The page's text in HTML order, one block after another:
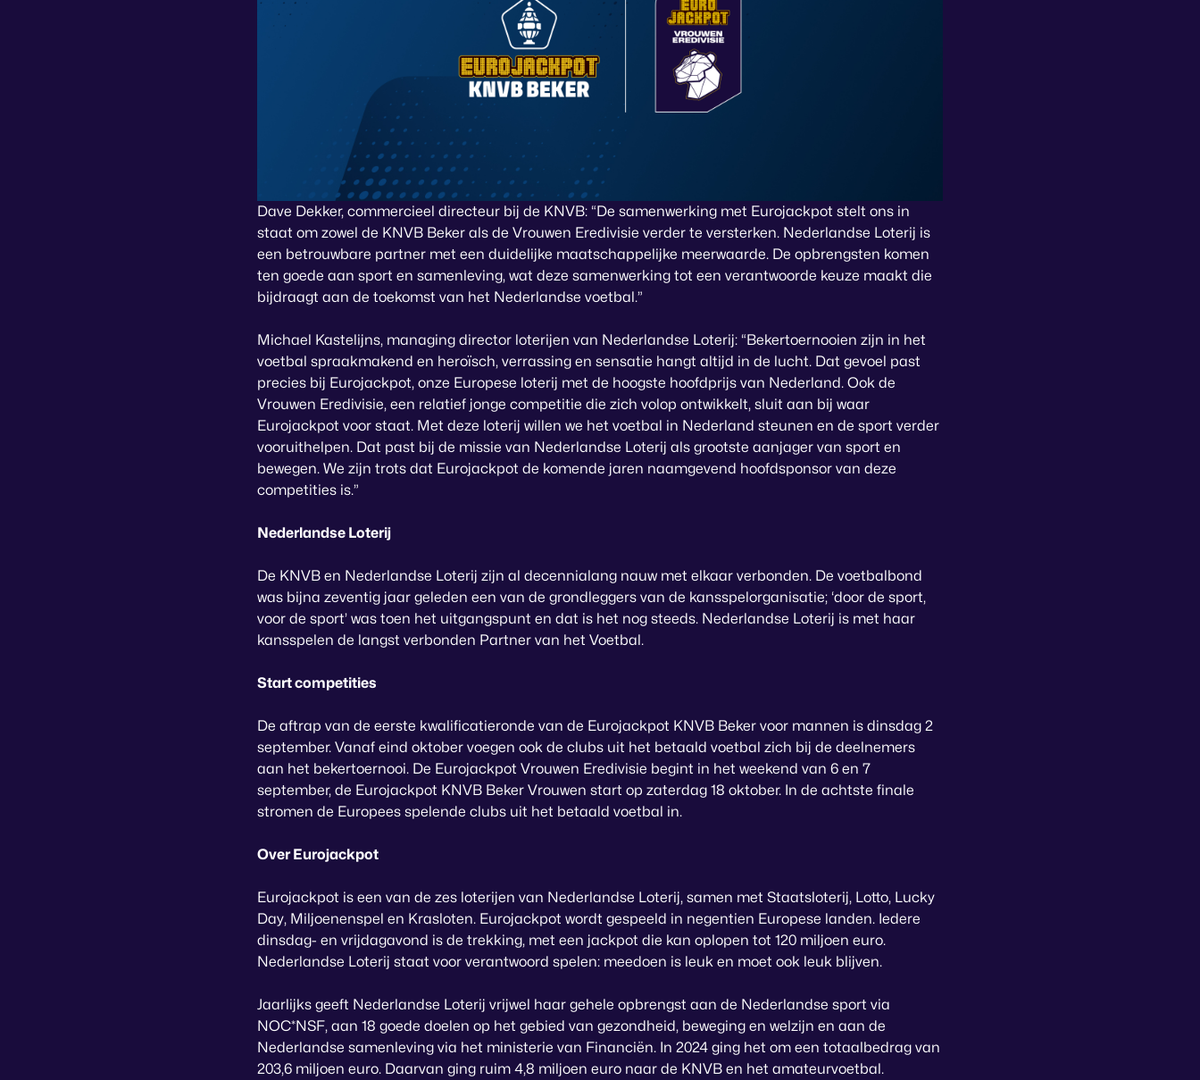
Dave Dekker, commercieel directeur bij de KNVB: “De samenwerking met Eurojackpot stelt ons in
staat om zowel de KNVB Beker als de Vrouwen Eredivisie verder te versterken. Nederlandse Loterij is
een betrouwbare partner met een duidelijke maatschappelijke meerwaarde. De opbrengsten komen
ten goede aan sport en samenleving, wat deze samenwerking tot een verantwoorde keuze maakt die
bijdraagt aan de toekomst van het Nederlandse voetbal.”
Michael Kastelijns, managing director loterijen van Nederlandse Loterij: “Bekertoernooien zijn in het
voetbal spraakmakend en heroïsch, verrassing en sensatie hangt altijd in de lucht. Dat gevoel past
precies bij Eurojackpot, onze Europese loterij met de hoogste hoofdprijs van Nederland. Ook de
Vrouwen Eredivisie, een relatief jonge competitie die zich volop ontwikkelt, sluit aan bij waar
Eurojackpot voor staat. Met deze loterij willen we het voetbal in Nederland steunen en de sport verder
vooruithelpen. Dat past bij de missie van Nederlandse Loterij als grootste aanjager van sport en
bewegen. We zijn trots dat Eurojackpot de komende jaren naamgevend hoofdsponsor van deze
competities is.”
Nederlandse Loterij
De KNVB en Nederlandse Loterij zijn al decennialang nauw met elkaar verbonden. De voetbalbond
was bijna zeventig jaar geleden een van de grondleggers van de kansspelorganisatie; ‘door de sport,
voor de sport’ was toen het uitgangspunt en dat is het nog steeds. Nederlandse Loterij is met haar
kansspelen de langst verbonden Partner van het Voetbal.
Start competities
De aftrap van de eerste kwalificatieronde van de Eurojackpot KNVB Beker voor mannen is dinsdag 2
september. Vanaf eind oktober voegen ook de clubs uit het betaald voetbal zich bij de deelnemers
aan het bekertoernooi. De Eurojackpot Vrouwen Eredivisie begint in het weekend van 6 en 7
september, de Eurojackpot KNVB Beker Vrouwen start op zaterdag 18 oktober. In de achtste finale
stromen de Europees spelende clubs uit het betaald voetbal in.
Over Eurojackpot
Eurojackpot is een van de zes loterijen van Nederlandse Loterij, samen met Staatsloterij, Lotto, Lucky
Day, Miljoenenspel en Krasloten. Eurojackpot wordt gespeeld in negentien Europese landen. Iedere
dinsdag- en vrijdagavond is de trekking, met een jackpot die kan oplopen tot 120 miljoen euro.
Nederlandse Loterij staat voor verantwoord spelen: meedoen is leuk en moet ook leuk blijven.
Jaarlijks geeft Nederlandse Loterij vrijwel haar gehele opbrengst aan de Nederlandse sport via
NOC*NSF, aan 18 goede doelen op het gebied van gezondheid, beweging en welzijn en aan de
Nederlandse samenleving via het ministerie van Financiën. In 2024 ging het om een totaalbedrag van
203,6 miljoen euro. Daarvan ging ruim 4,8 miljoen euro naar de KNVB en het amateurvoetbal.